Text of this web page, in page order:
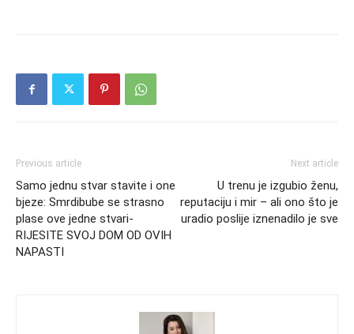
Previous article
Samo jednu stvar stavite i one
bjeze: Smrdibube se strasno
plase ove jedne stvari-
RIJESITE SVOJ DOM OD OVIH
NAPASTI
Next article
U trenu je izgubio ženu,
reputaciju i mir – ali ono što je
uradio poslije iznenadilo je sve